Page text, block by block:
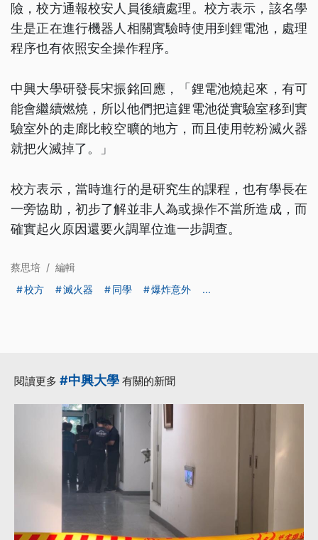
險，校方通報校安人員後續處理。校方表示，該名學
生是正在進行機器人相關實驗時使用到鋰電池，處理
程序也有依照安全操作程序。
中興大學研發長宋振銘回應，「鋰電池燒起來，有可
能會繼續燃燒，所以他們把這鋰電池從實驗室移到實
驗室外的走廊比較空曠的地方，而且使用乾粉滅火器
就把火滅掉了。」
校方表示，當時進行的是研究生的課程，也有學長在
一旁協助，初步了解並非人為或操作不當所造成，而
確實起火原因還要火調單位進一步調查。
蔡思培 / 編輯
校方
滅火器 同學 爆炸意外 ...
閱讀更多 #中興大學 有關的新聞